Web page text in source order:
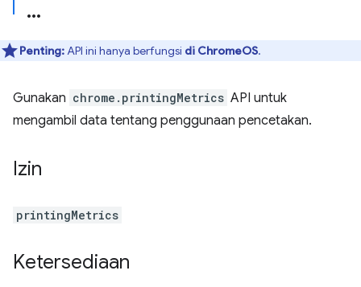
Penting:API ini hanya berfungsi di ChromeOS.
Gunakan chrome.printingMetrics API untuk
mengambil data tentang penggunaan pencetakan.
Izin
printingMetrics
Ketersediaan